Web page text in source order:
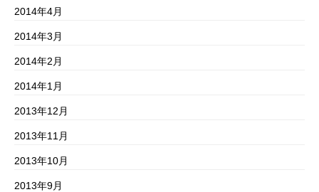
2014年4月
2014年3月
2014年2月
2014年1月
2013年12月
2013年11月
2013年10月
2013年9月